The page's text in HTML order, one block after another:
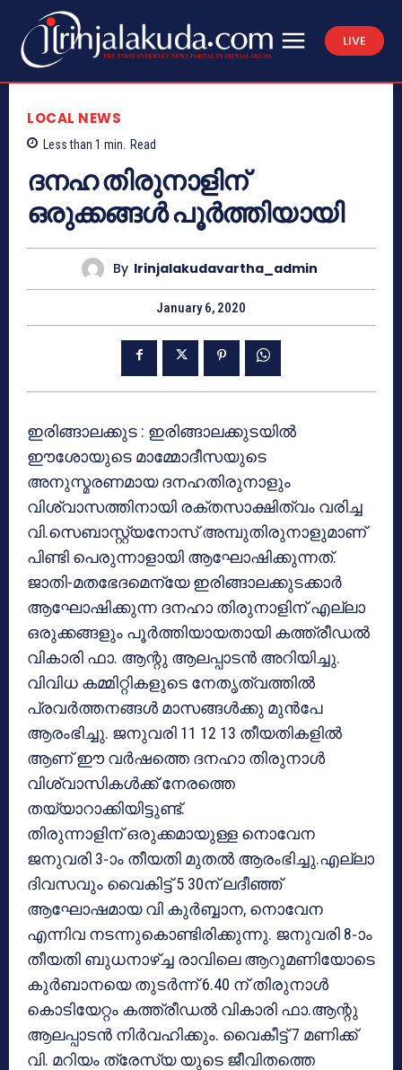
LIVE
LOCAL NEWS
Less than 1 min. Read
ദനഹ തിരുനാളിന്
ഒരുക്കങ്ങള്‍ പൂര്‍ത്തിയായി
By Irinjalakudavartha_admin
January 6, 2020
ഇരിങ്ങാലക്കുട : ഇരിങ്ങാലക്കുടയില്‍
ഈശോയുടെ മാമ്മോദീസയുടെ
അനുസ്മരണമായ ദനഹതിരുനാളും
വിശ്വാസത്തിനായി രക്തസാക്ഷിത്വം വരിച്ച
വി.സെബാസ്റ്റ്യനോസ് അമ്പുതിരുനാളുമാണ്
പിണ്ടി പെരുന്നാളായി ആഘോഷിക്കുന്നത്.
ജാതി-മതഭേദമെന്യേ ഇരിങ്ങാലക്കുടക്കാര്‍
ആഘോഷിക്കുന്ന ദനഹാ തിരുനാളിന് എല്ലാ
ഒരുക്കങ്ങളും പൂര്‍ത്തിയായതായി കത്ത്രീഡല്‍
വികാരി ഫാ. ആന്റു ആലപ്പാടന്‍ അറിയിച്ചു.
വിവിധ കമ്മിറ്റികളുടെ നേതൃത്വത്തില്‍
പ്രവര്‍ത്തനങ്ങള്‍ മാസങ്ങള്‍ക്കു മുന്‍പേ
ആരംഭിച്ചു. ജനുവരി 11 12 13 തീയതികളില്‍
ആണ് ഈ വര്‍ഷത്തെ ദനഹാ തിരുനാള്‍
വിശ്വാസികള്‍ക്ക് നേരത്തെ
തയ്യാറാക്കിയിട്ടുണ്ട്.
തിരുന്നാളിന് ഒരുക്കമായുള്ള നൊവേന
ജനുവരി 3-ാം തീയതി മുതല്‍ ആരംഭിച്ചു.എല്ലാ
ദിവസവും വൈകിട്ട് 5 30ന് ലദീഞ്ഞ്
ആഘോഷമായ വി കുര്‍ബ്ബാന, നൊവേന
എന്നിവ നടന്നുകൊണ്ടിരിക്കുന്നു. ജനുവരി 8-ാം
തീയതി ബുധനാഴ്ച്ച രാവിലെ ആറുമണിയോടെ
കുര്‍ബാനയെ തുടര്‍ന്ന് 6.40 ന് തിരുനാള്‍
കൊടിയേറ്റം കത്ത്രീഡല്‍ വികാരി ഫാ.ആന്റു
ആലപ്പാടന്‍ നിര്‍വഹിക്കും. വൈകീട്ട് 7 മണിക്ക്
വി. മറിയം ത്രേസ്യ യുടെ ജീവിതത്തെ